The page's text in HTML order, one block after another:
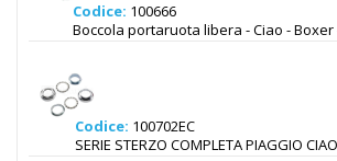
Codice: 100666
Boccola portaruota libera - Ciao - Boxer
Codice: 100702EC
SERIE STERZO COMPLETA PIAGGIO